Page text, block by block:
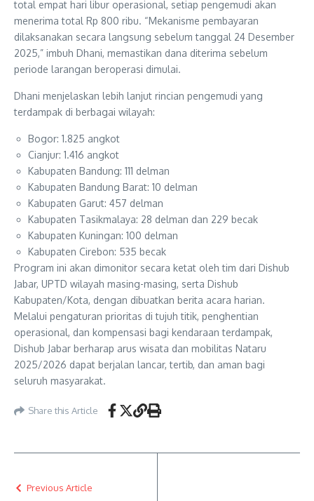
total empat hari libur operasional, setiap pengemudi akan
menerima total Rp 800 ribu. “Mekanisme pembayaran
dilaksanakan secara langsung sebelum tanggal 24 Desember
2025,” imbuh Dhani, memastikan dana diterima sebelum
periode larangan beroperasi dimulai.
Dhani menjelaskan lebih lanjut rincian pengemudi yang
terdampak di berbagai wilayah:
Bogor: 1.825 angkot
Cianjur: 1.416 angkot
Kabupaten Bandung: 111 delman
Kabupaten Bandung Barat: 10 delman
Kabupaten Garut: 457 delman
Kabupaten Tasikmalaya: 28 delman dan 229 becak
Kabupaten Kuningan: 100 delman
Kabupaten Cirebon: 535 becak
Program ini akan dimonitor secara ketat oleh tim dari Dishub
Jabar, UPTD wilayah masing-masing, serta Dishub
Kabupaten/Kota, dengan dibuatkan berita acara harian.
Melalui pengaturan prioritas di tujuh titik, penghentian
operasional, dan kompensasi bagi kendaraan terdampak,
Dishub Jabar berharap arus wisata dan mobilitas Nataru
2025/2026 dapat berjalan lancar, tertib, dan aman bagi
seluruh masyarakat.
Share this Article
Previous Article